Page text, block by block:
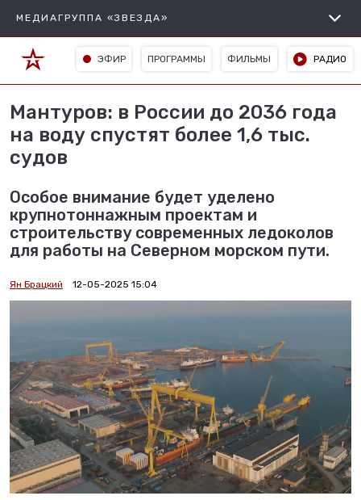
МЕДИАГРУППА «ЗВЕЗДА»
ЭФИР ПРОГРАММЫ ФИЛЬМЫ РАДИО
Мантуров: в России до 2036 года
на воду спустят более 1,6 тыс.
судов
Особое внимание будет уделено
крупнотоннажным проектам и
строительству современных ледоколов
для работы на Северном морском пути.
Ян Брацкий 12-05-2025 15:04